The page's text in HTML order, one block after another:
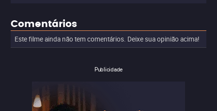
Comentários
Este filme ainda não tem comentários. Deixe sua opinião acima!
Publicidade